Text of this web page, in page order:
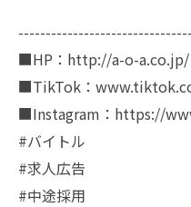
■HP：http://a-o-a.co.jp/
■TikTok：
■Instagram：https://
#バイトル
#求人広告
#中途採用